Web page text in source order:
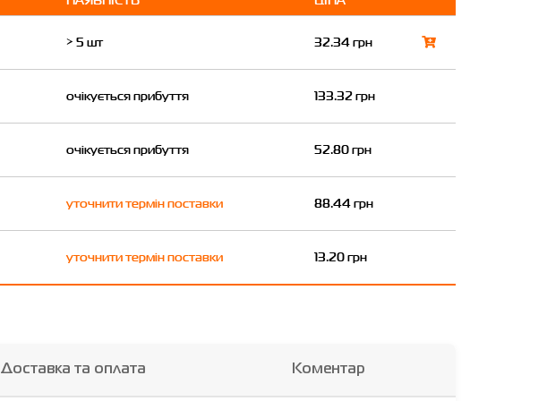
> 5 шт 32.34 грн
очікується прибуття 133.32 грн
очікується прибуття 52.80 грн
уточнити термін поставки 88.44 грн
уточнити термін поставки 13.20 грн
Доставка та оплата Коментар